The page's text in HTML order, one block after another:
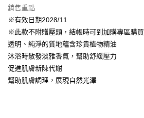
1.本服務係由「台灣大哥大股份有限公司」（以下
用戶於交易時，得透過本服務購買商品或服務，並
2.基於同意付款使用「大哥付你分期」之契約關係
資料（包含姓名、電話或地址）提供予台灣大哥大
由本公司與您本人進行分期帳單所需資料之確認、
3.完整用戶服務條款，請詳閱以下連結：
ATM／網路銀行／等多元方式進行付款，方視為交
※ 請注意：結帳手續完成當下不需立刻繳費，但若
購買商品的店家。未經商家同意取消之訂單仍視為
後付繳納相關費用。
是否繳費成功／繳費後需取消欲退款等相關疑問，
客戶支援中心」https://
【注意事項】
１．透過由恩沛科技股份有限公司提供之「AFTEE
⭕超取僅提供付款後7-11取貨
每筆NT$100，滿NT$1,000(含以上)免運費
黑貓宅配｜線上支付
每筆NT$100，滿NT$1,000(含以上)免運費
離島宅配
每筆NT$280，滿NT$3,000(含以上)免運費
銷售重點
※有效日期2028/11
※此款不附贈壓頭，結帳時可到加購專區購買
透明、純淨的質地蘊含珍貴植物精油
沐浴時散發淡雅香氣，幫助舒緩壓力
促進肌膚新陳代謝
幫助肌膚調理，展現自然光澤